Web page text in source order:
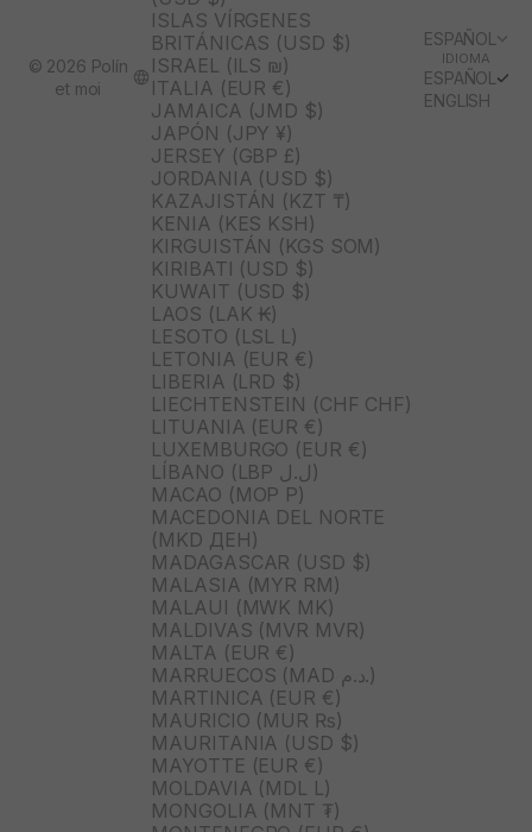
ISLAS VÍRGENES
BRITÁNICAS (USD $)
ISRAEL (ILS ₪)
ITALIA (EUR €)
JAMAICA (JMD $)
JAPÓN (JPY ¥)
JERSEY (GBP £)
JORDANIA (USD $)
KAZAJISTÁN (KZT ₸)
KENIA (KES KSH)
KIRGUISTÁN (KGS SOM)
KIRIBATI (USD $)
KUWAIT (USD $)
LAOS (LAK ₭)
LESOTO (LSL L)
LETONIA (EUR €)
LIBERIA (LRD $)
LIECHTENSTEIN (CHF CHF)
LITUANIA (EUR €)
LUXEMBURGO (EUR €)
LÍBANO (LBP ل.ل)
MACAO (MOP P)
MACEDONIA DEL NORTE
(MKD ДЕН)
MADAGASCAR (USD $)
MALASIA (MYR RM)
MALAUI (MWK MK)
MALDIVAS (MVR MVR)
MALTA (EUR €)
MARRUECOS (MAD د.م.)
MARTINICA (EUR €)
MAURICIO (MUR ₨)
MAURITANIA (USD $)
MAYOTTE (EUR €)
MOLDAVIA (MDL L)
MONGOLIA (MNT ₮)
ESPAÑOL
IDIOMA
ESPAÑOL
ENGLISH
© 2026 Polín
et moi